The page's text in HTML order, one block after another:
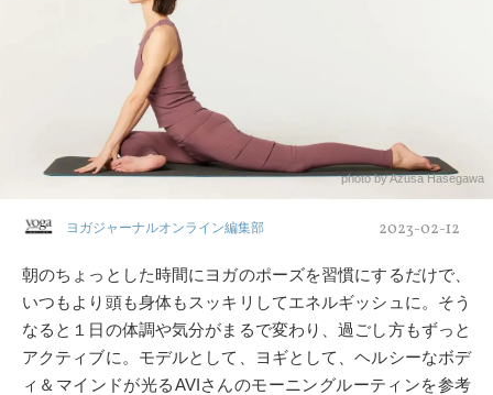
photo by Azusa Hasegawa
ヨガジャーナルオンライン編集部 2023-02-12
朝のちょっとした時間にヨガのポーズを習慣にするだけで、
いつもより頭も身体もスッキリしてエネルギッシュに。そう
なると１日の体調や気分がまるで変わり、過ごし方もずっと
アクティブに。モデルとして、ヨギとして、ヘルシーなボデ
ィ＆マインドが光るAVIさんのモーニングルーティンを参考